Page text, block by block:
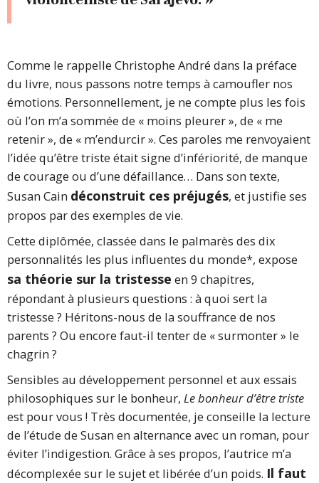
Comme le rappelle Christophe André dans la préface
du livre, nous passons notre temps à camoufler nos
émotions. Personnellement, je ne compte plus les fois
où l’on m’a sommée de « moins pleurer », de « me
retenir », de « m’endurcir ». Ces paroles me renvoyaient
l’idée qu’être triste était signe d’infériorité, de manque
de courage ou d’une défaillance… Dans son texte,
Susan Cain déconstruit ces préjugés, et justifie ses
propos par des exemples de vie.
Cette diplômée, classée dans le palmarès des dix
personnalités les plus influentes du monde*, expose
sa théorie sur la tristesse en 9 chapitres,
répondant à plusieurs questions : à quoi sert la
tristesse ? Héritons-nous de la souffrance de nos
parents ? Ou encore faut-il tenter de « surmonter » le
chagrin ?
Sensibles au développement personnel et aux essais
philosophiques sur le bonheur, Le bonheur d’être triste
est pour vous ! Très documentée, je conseille la lecture
de l’étude de Susan en alternance avec un roman, pour
éviter l’indigestion. Grâce à ses propos, l’autrice m’a
décomplexée sur le sujet et libérée d’un poids. Il faut